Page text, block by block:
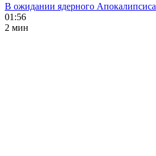
В ожидании ядерного Апокалипсиса
01:56
2 мин